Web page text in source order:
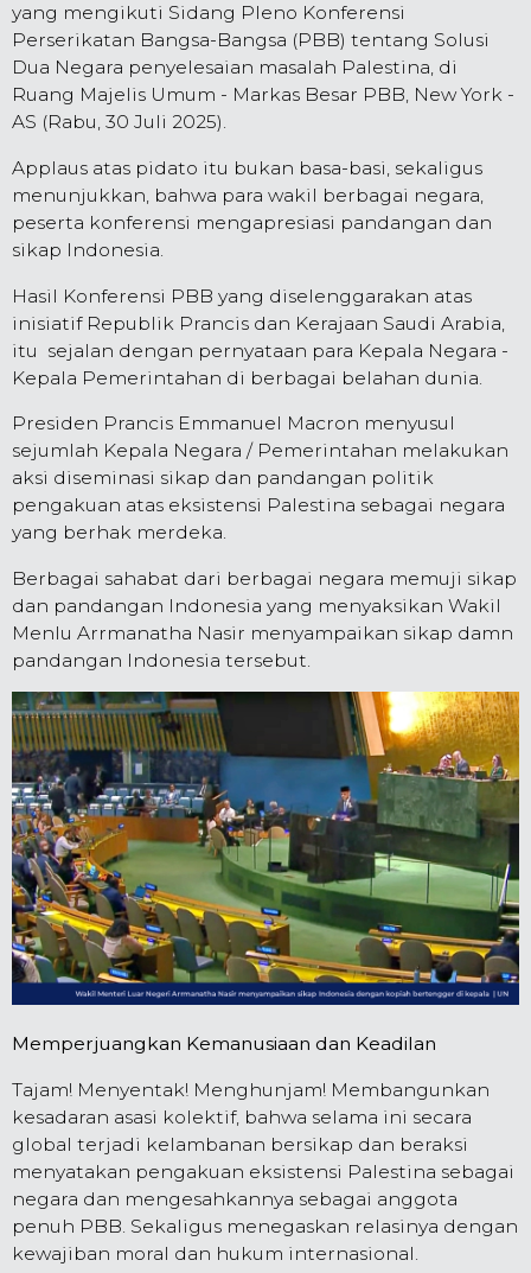
yang mengikuti Sidang Pleno Konferensi
Perserikatan Bangsa-Bangsa (PBB) tentang Solusi
Dua Negara penyelesaian masalah Palestina, di
Ruang Majelis Umum - Markas Besar PBB, New York -
AS (Rabu, 30 Juli 2025).
Applaus atas pidato itu bukan basa-basi, sekaligus
menunjukkan, bahwa para wakil berbagai negara,
peserta konferensi mengapresiasi pandangan dan
sikap Indonesia.
Hasil Konferensi PBB yang diselenggarakan atas
inisiatif Republik Prancis dan Kerajaan Saudi Arabia,
itu sejalan dengan pernyataan para Kepala Negara -
Kepala Pemerintahan di berbagai belahan dunia.
Presiden Prancis Emmanuel Macron menyusul
sejumlah Kepala Negara / Pemerintahan melakukan
aksi diseminasi sikap dan pandangan politik
pengakuan atas eksistensi Palestina sebagai negara
yang berhak merdeka.
Berbagai sahabat dari berbagai negara memuji sikap
dan pandangan Indonesia yang menyaksikan Wakil
Menlu Arrmanatha Nasir menyampaikan sikap damn
pandangan Indonesia tersebut.
Memperjuangkan Kemanusiaan dan Keadilan
Tajam! Menyentak! Menghunjam! Membangunkan
kesadaran asasi kolektif, bahwa selama ini secara
global terjadi kelambanan bersikap dan beraksi
menyatakan pengakuan eksistensi Palestina sebagai
negara dan mengesahkannya sebagai anggota
penuh PBB. Sekaligus menegaskan relasinya dengan
kewajiban moral dan hukum internasional.